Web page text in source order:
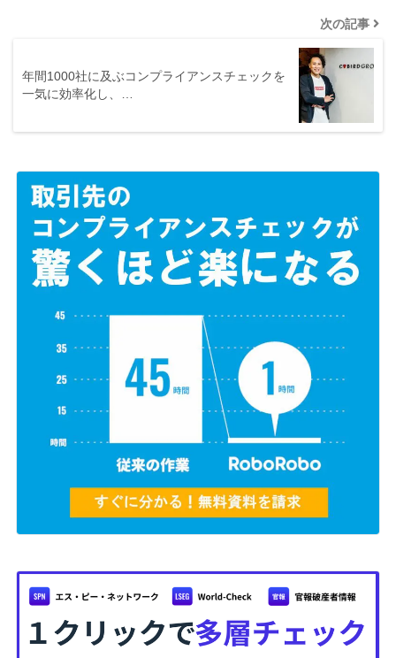
次の記事
年間1000社に及ぶコンプライアンスチェックを
一気に効率化し、…